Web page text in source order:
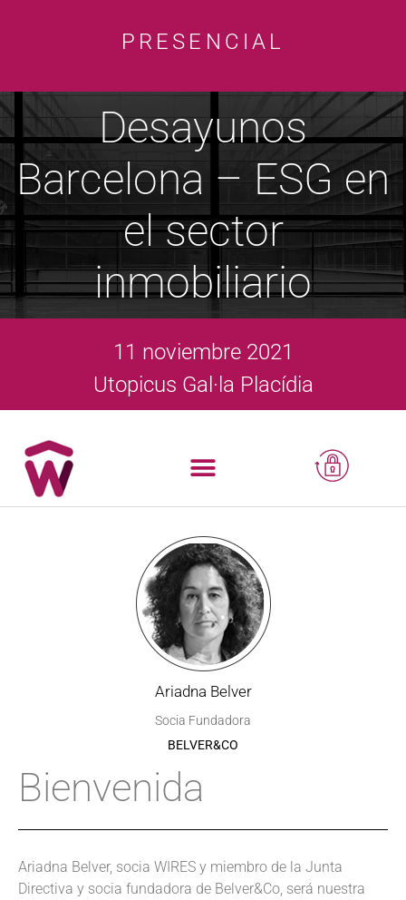
PRESENCIAL
Desayunos
Barcelona – ESG en
el sector
inmobiliario
11 noviembre 2021
Utopicus Gal·la Placídia
Ariadna Belver
Socia Fundadora
BELVER&CO
Bienvenida
Ariadna Belver, socia WIRES y miembro de la Junta
Directiva y socia fundadora de Belver&Co, será nuestra